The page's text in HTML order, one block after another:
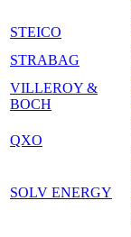
STEICO
STRABAG
VILLEROY &
BOCH
QXO
SOLV ENERGY